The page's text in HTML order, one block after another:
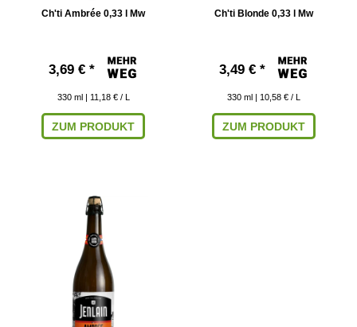
Ch'ti Ambrée 0,33 l Mw
3,69 € *
330 ml | 11,18 € / L
ZUM PRODUKT
Ch'ti Blonde 0,33 l Mw
3,49 € *
330 ml | 10,58 € / L
ZUM PRODUKT